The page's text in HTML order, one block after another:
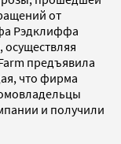
от
Рэдклиффа
предъявила
что фирма
и получили